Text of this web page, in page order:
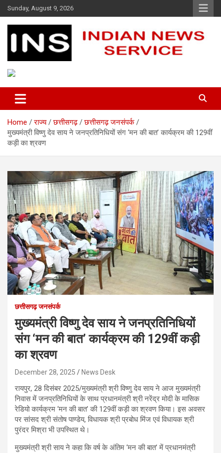
Skip
to
content
Sunday, August 9, 2026
Indian News Service
Home राज्य छत्तीसगढ़
छत्तीसगढ़ जनसंपर्क
मुख्यमंत्री विष्णु देव साय ने जनप्रतिनिधियों संग ‘मन की बात’ कार्यक्रम की 129वीं
कड़ी का श्रवण
छत्तीसगढ़ जनसंपर्क
मुख्यमंत्री विष्णु देव साय ने जनप्रतिनिधियों
संग ‘मन की बात’ कार्यक्रम की 129वीं कड़ी
का श्रवण
December 28, 2025 News Desk
रायपुर, 28 दिसंबर 2025/मुख्यमंत्री श्री विष्णु देव साय ने आज मुख्यमंत्री
निवास में जनप्रतिनिधियों के साथ प्रधानमंत्री श्री नरेंद्र मोदी के मासिक
रेडियो कार्यक्रम ‘मन की बात’ की 129वीं कड़ी का श्रवण किया। इस अवसर
पर सांसद श्री संतोष पाण्डेय, विधायक श्री प्रबोध मिंज एवं विधायक श्री
पुरंदर मिश्रा भी उपस्थित थे।
मुख्यमंत्री श्री साय ने कहा कि वर्ष के अंतिम ‘मन की बात’ में प्रधानमंत्री